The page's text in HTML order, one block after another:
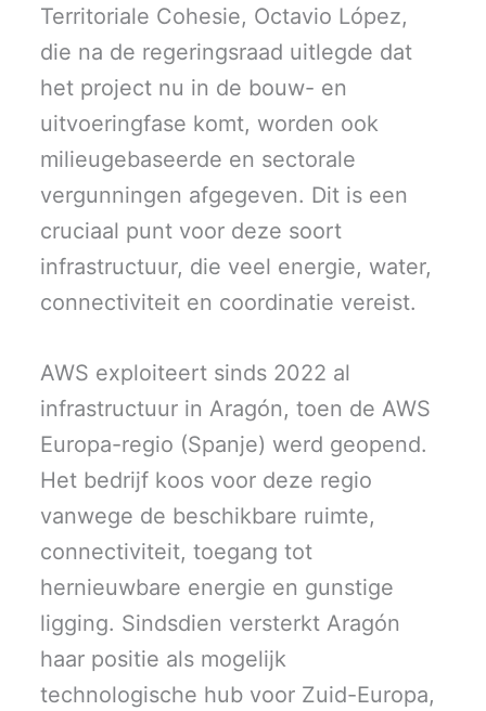
Territoriale Cohesie, Octavio López,
die na de regeringsraad uitlegde dat
het project nu in de bouw- en
uitvoeringfase komt, worden ook
milieugebaseerde en sectorale
vergunningen afgegeven. Dit is een
cruciaal punt voor deze soort
infrastructuur, die veel energie, water,
connectiviteit en coordinatie vereist.
AWS exploiteert sinds 2022 al
infrastructuur in Aragón, toen de AWS
Europa-regio (Spanje) werd geopend.
Het bedrijf koos voor deze regio
vanwege de beschikbare ruimte,
connectiviteit, toegang tot
hernieuwbare energie en gunstige
ligging. Sindsdien versterkt Aragón
haar positie als mogelijk
technologische hub voor Zuid-Europa,